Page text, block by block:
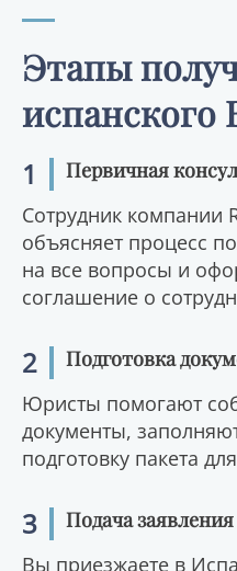
Этапы
1
Первичная
Сотрудник компании
объясняет процесс
на все вопросы и
соглашение о
2
Подготовка
Юристы помогают
документы,
подготовку пакета
3
Подача
Вы приезжаете в